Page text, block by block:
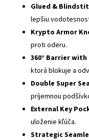
Glued &
lepšiu
Krypto Armor
proti oderu.
360° Barrier with
ktorá blokuje a
Double Super
príjemnou
External Key
uloženie kľúča.
Strategic